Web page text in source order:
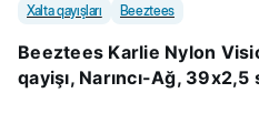
Xalta qayışları Beeztees
Beeztees Karlie Nylon
qayişı, Narıncı-Ağ, 39x2,5